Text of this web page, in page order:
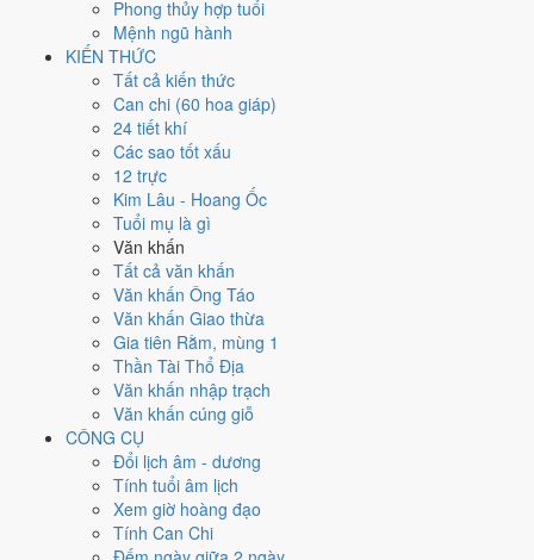
Phong thủy hợp tuổi
Mệnh ngũ hành
KIẾN THỨC
Tất cả kiến thức
Can chi (60 hoa giáp)
24 tiết khí
Các sao tốt xấu
12 trực
Kim Lâu - Hoang Ốc
Tuổi mụ là gì
Văn khấn
Tất cả văn khấn
Văn khấn Ông Táo
Văn khấn Giao thừa
Gia tiên Rằm, mùng 1
Thần Tài Thổ Địa
Văn khấn nhập trạch
Văn khấn cúng giỗ
CÔNG CỤ
Đổi lịch âm - dương
Tính tuổi âm lịch
Xem giờ hoàng đạo
Tính Can Chi
Dậu, Sửu, Thânhợp ngày; tuổi
Ngày 4/11/2028 chỉ đạt5.1/10cho việc trọng đại. Có
để thay thế, xem mục xử lý bên dưới.
Ngày 4/11/2028 tốt hay xấu cho
việc gì?
Ngày 4/11/2028 đạt5.1/10trung bình cho 7 việc chính: cao nhất là
Cưới hỏi - đính hôn (6/10) , thấp nhất là
Nguy (ngày nguy hiểm, đầy biến động) nhưng gặp Sao Minh Đường
hoàng đạo nên điểm từng việc chênh nhau như bảng dưới.
Cưới hỏi - đính hôn
Tốt
Cưới hỏi - đính hôn hôm nay ở
Hoàng Đạo.
Cách tính ngày tốt
Khai trương - mở cửa hàng
Tốt
Khai trương - mở cửa hàng hôm nay ở
Ngày Hoàng Đạo